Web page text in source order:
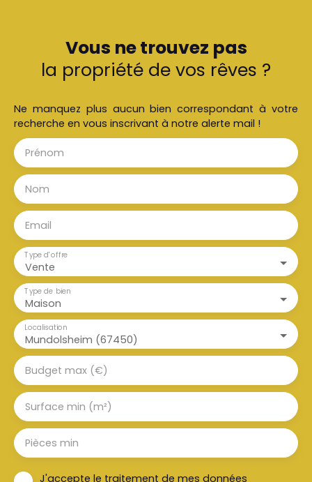
Vous ne trouvez pas
la propriété de vos rêves ?
Ne manquez plus aucun bien correspondant à votre
recherche en vous inscrivant à notre alerte mail !
Prénom
Nom
Email
Vente
Type d'offre
Maison
Type de bien
Mundolsheim (67450)
Localisation
Budget max (€)
Surface min (m²)
Pièces min
J'accepte le traitement de mes données